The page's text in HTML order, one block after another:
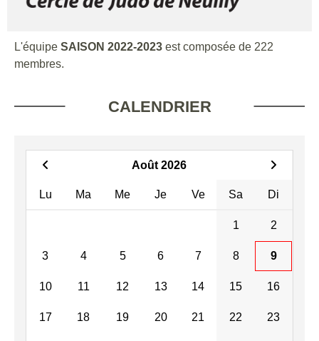
L'équipe SAISON 2022-2023 est composée de 222
membres.
CALENDRIER
Août 2026
Lu Ma Me Je Ve Sa Di
1 2
3 4 5 6 7 8 9
10 11 12 13 14 15 16
17 18 19 20 21 22 23